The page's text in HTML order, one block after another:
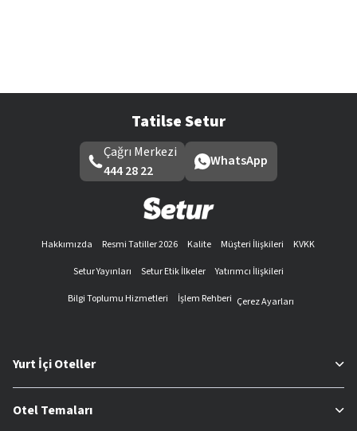
Tatilse Setur
Çağrı Merkezi
444 28 22
WhatsApp
Hakkımızda Resmi Tatiller 2026 Kalite Müşteri İlişkileri
KVKK
Setur Yayınları
Setur Etik İlkeler
Yatırımcı İlişkileri
Bilgi Toplumu Hizmetleri
İşlem Rehberi Çerez Ayarları
Yurt İçi Oteller
Otel Temaları